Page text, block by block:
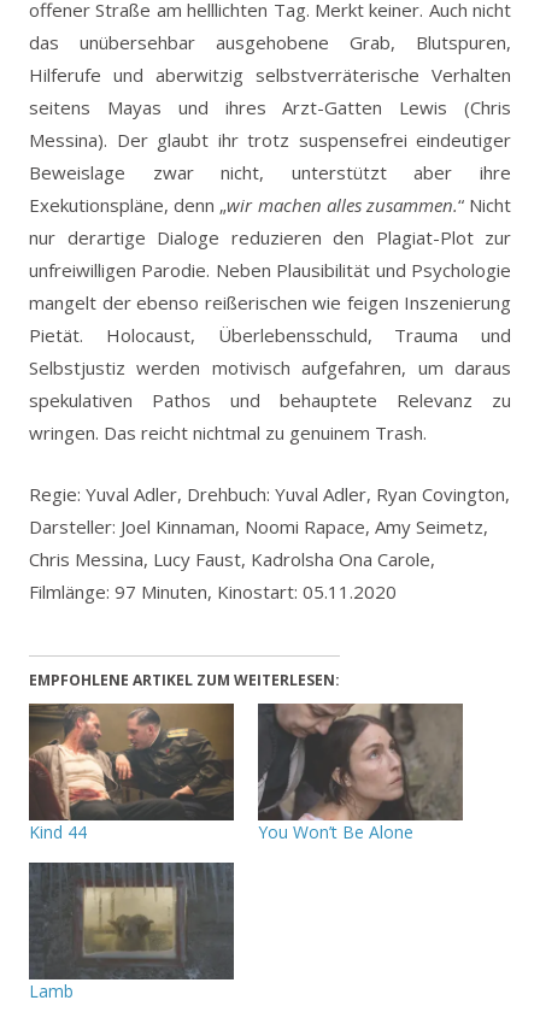
offener Straße am helllichten Tag. Merkt keiner. Auch nicht
das unübersehbar ausgehobene Grab, Blutspuren,
Hilferufe und aberwitzig selbstverräterische Verhalten
seitens Mayas und ihres Arzt-Gatten Lewis (Chris
Messina). Der glaubt ihr trotz suspensefrei eindeutiger
Beweislage zwar nicht, unterstützt aber ihre
Exekutionspläne, denn „wir machen alles zusammen.“ Nicht
nur derartige Dialoge reduzieren den Plagiat-Plot zur
unfreiwilligen Parodie. Neben Plausibilität und Psychologie
mangelt der ebenso reißerischen wie feigen Inszenierung
Pietät. Holocaust, Überlebensschuld, Trauma und
Selbstjustiz werden motivisch aufgefahren, um daraus
spekulativen Pathos und behauptete Relevanz zu
wringen. Das reicht nichtmal zu genuinem Trash.
Regie: Yuval Adler, Drehbuch: Yuval Adler, Ryan Covington,
Darsteller: Joel Kinnaman, Noomi Rapace, Amy Seimetz,
Chris Messina, Lucy Faust, Kadrolsha Ona Carole,
Filmlänge: 97 Minuten, Kinostart: 05.11.2020
EMPFOHLENE ARTIKEL ZUM WEITERLESEN:
Kind 44 You Won’t Be Alone
Lamb